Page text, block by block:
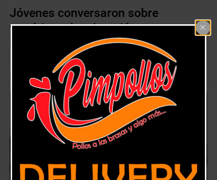
Jóvenes conversaron sobre
temáticas de migración en
Desayuno Público organizado por
INJUV Valparaíso
Quillota